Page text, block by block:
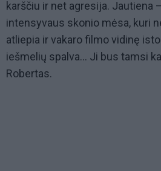
karščiu ir net agresija. Jautiena
intensyvaus skonio mėsa, kuri
atliepia ir vakaro filmo vidinę
iešmelių spalva… Ji bus tamsi
Robertas.